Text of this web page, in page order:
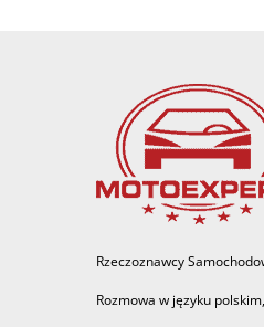
Rzeczoznawcy
Rozmowa w języku